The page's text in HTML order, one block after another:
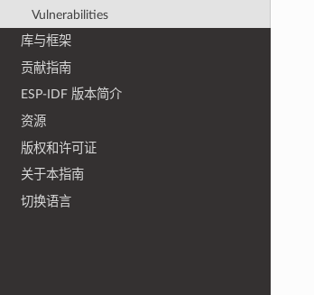
Vulnerabilities
库与框架
贡献指南
ESP-IDF 版本简介
资源
版权和许可证
关于本指南
切换语言